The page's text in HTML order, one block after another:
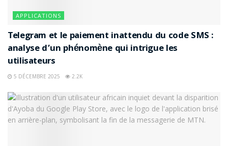
APPLICATIONS
Telegram et le paiement inattendu du code SMS :
analyse d’un phénomène qui intrigue les
utilisateurs
5 DÉCEMBRE 2025 2.2K